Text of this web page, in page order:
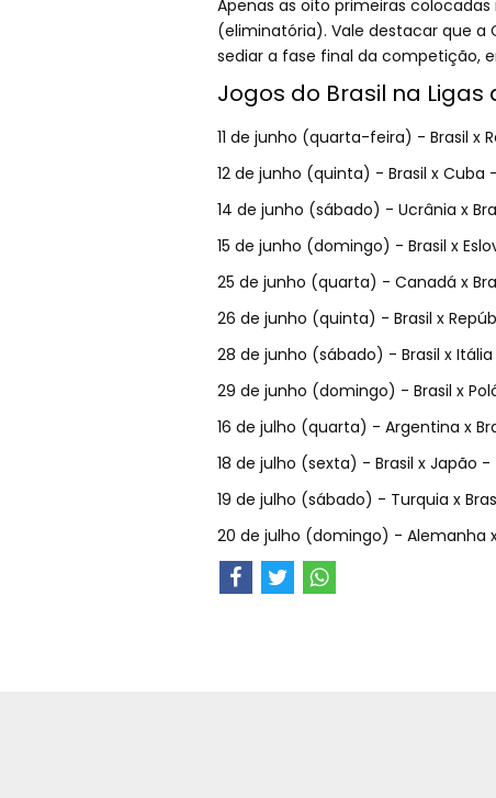
Apenas as oito primeiras
(eliminatória). Vale destacar que a
sediar a fase final da competição,
Jogos do Brasil na
11 de junho (quarta-feira) - Brasil x
12 de junho (quinta) - Brasil x Cuba
14 de junho (sábado) - Ucrânia x
15 de junho (domingo) - Brasil x
25 de junho (quarta) - Canadá x
26 de junho (quinta) - Brasil x
28 de junho (sábado) - Brasil x Itália
29 de junho (domingo) - Brasil x
16 de julho (quarta) - Argentina x
18 de julho (sexta) - Brasil x Japão
19 de julho (sábado) - Turquia x
20 de julho (domingo) - Alemanha